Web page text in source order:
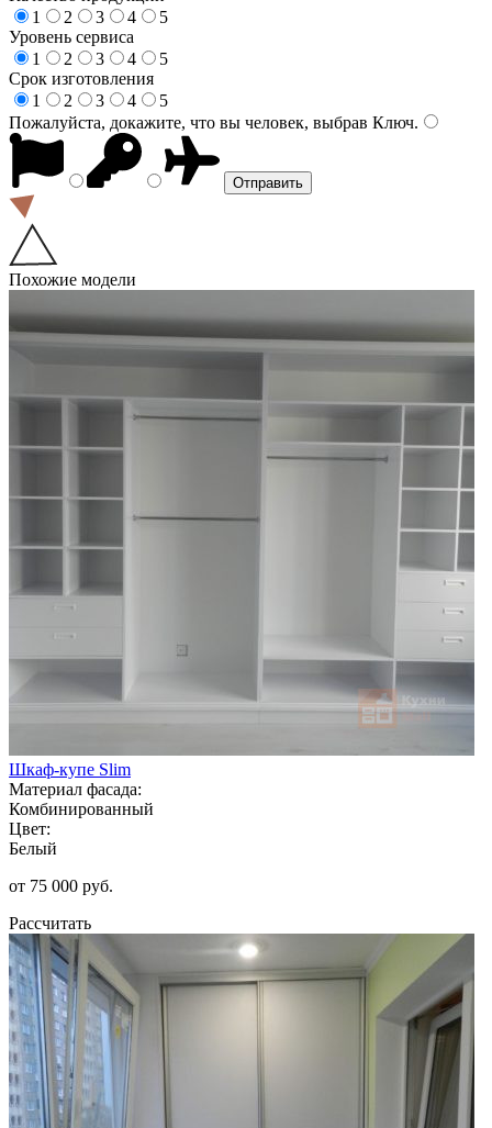
1
2 3 4
5
Уровень сервиса
1
2 3 4
5
Срок изготовления
1
2 3 4
5
Пожалуйста, докажите, что вы человек, выбрав Ключ.
Похожие модели
Шкаф-купе Slim
Материал фасада:
Комбинированный
Цвет:
Белый
от 75 000 руб.
Рассчитать